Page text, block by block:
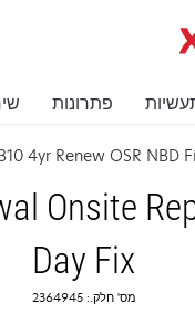
פתרונות
4yr Renew OSR NBD
Onsite
Day Fix
מס' חלק.: 2364945